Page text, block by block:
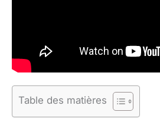
Table des matières